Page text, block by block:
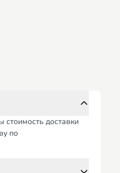
доставки
по